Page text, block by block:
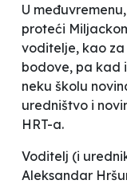
U
proteći
voditelje, kao za
bodove, pa kad
neku školu
uredništvo i
HRT-a.
Voditelj (i
Aleksandar